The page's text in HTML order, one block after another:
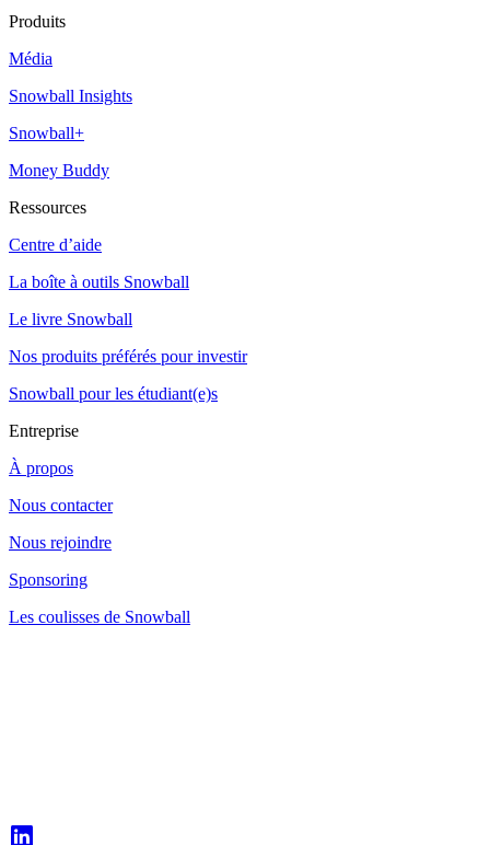
Produits
Média
Snowball Insights
Snowball+
Money Buddy
Ressources
Centre d’aide
La boîte à outils Snowball
Le livre Snowball
Nos produits préférés pour investir
Snowball pour les étudiant(e)s
Entreprise
À propos
Nous contacter
Nous rejoindre
Sponsoring
Les coulisses de Snowball